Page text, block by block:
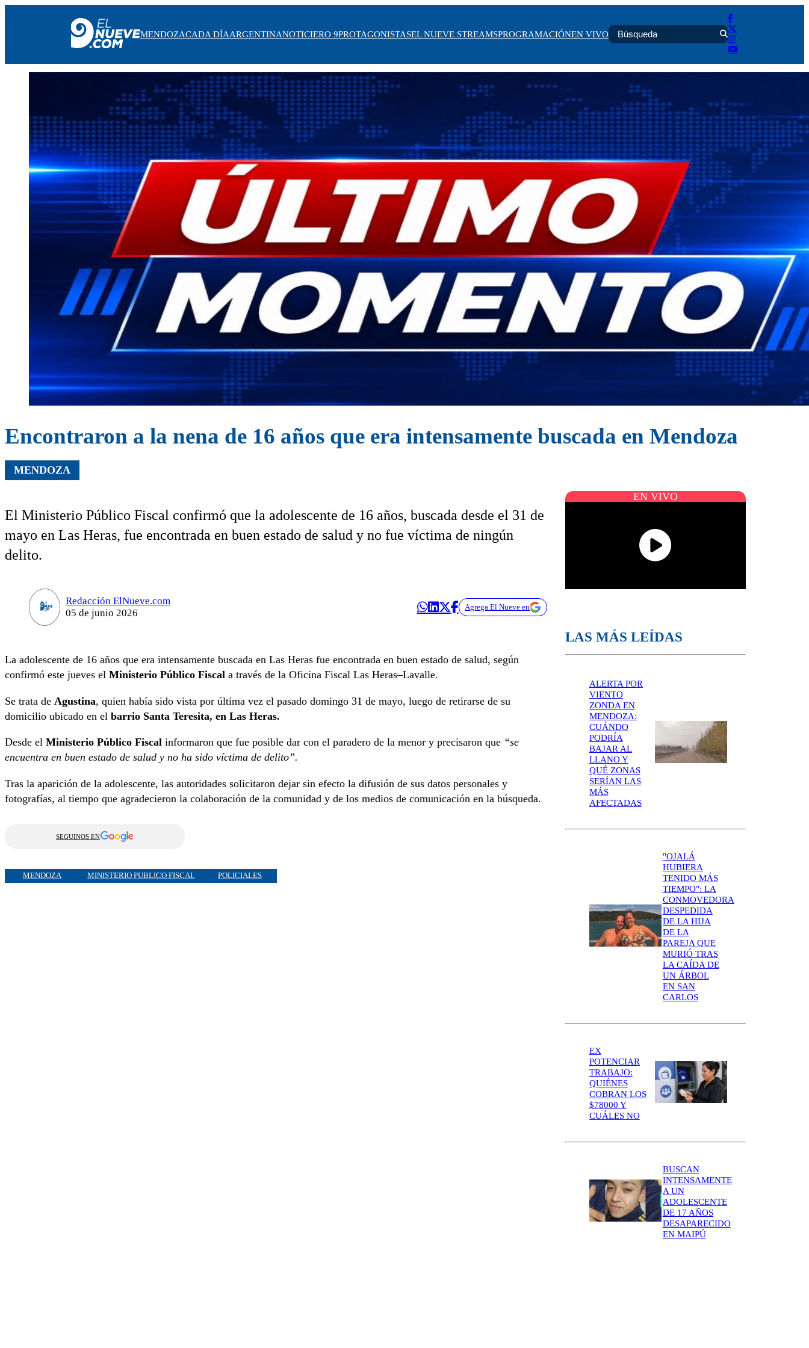
ARGENTINA
NOTICIERO 9
PROTAGONISTAS
EL NUEVE STREAMS
PROGRAMACIÓN
EN VIVO
MENDOZACADA DÍAARGENTINANOTICIERO 9PROTAGONISTASEL NUEVE STREAMSPROGRAMACIÓNEN VIVO
Encontraron a la nena de 16 años que era intensamente buscada en Mendoza
MENDOZA
El Ministerio Público Fiscal confirmó que la adolescente de 16 años, buscada desde el 31 de
mayo en Las Heras, fue encontrada en buen estado de salud y no fue víctima de ningún
delito.
Redacción ElNueve.com
05 de junio 2026
Agrega El Nueve en
La adolescente de 16 años que era intensamente buscada en Las Heras fue encontrada en buen estado de salud, según
confirmó este jueves el Ministerio Público Fiscal a través de la Oficina Fiscal Las Heras–Lavalle.
Se trata de Agustina, quien había sido vista por última vez el pasado domingo 31 de mayo, luego de retirarse de su
domicilio ubicado en el barrio Santa Teresita, en Las Heras.
Desde el Ministerio Público Fiscal informaron que fue posible dar con el paradero de la menor y precisaron que “se
encuentra en buen estado de salud y no ha sido víctima de delito”.
Tras la aparición de la adolescente, las autoridades solicitaron dejar sin efecto la difusión de sus datos personales y
fotografías, al tiempo que agradecieron la colaboración de la comunidad y de los medios de comunicación en la búsqueda.
SEGUINOS EN
MENDOZA MINISTERIO PUBLICO FISCAL POLICIALES
EN VIVO
LAS MÁS LEÍDAS
ALERTA POR
VIENTO
ZONDA EN
MENDOZA:
CUÁNDO
PODRÍA
BAJAR AL
LLANO Y
QUÉ ZONAS
SERÍAN LAS
MÁS
AFECTADAS
"OJALÁ
HUBIERA
TENIDO MÁS
TIEMPO": LA
CONMOVEDORA
DESPEDIDA
DE LA HIJA
DE LA
PAREJA QUE
MURIÓ TRAS
LA CAÍDA DE
UN ÁRBOL
EN SAN
CARLOS
EX
POTENCIAR
TRABAJO:
QUIÉNES
COBRAN LOS
$78000 Y
CUÁLES NO
BUSCAN
INTENSAMENTE
A UN
ADOLESCENTE
DE 17 AÑOS
DESAPARECIDO
EN MAIPÚ